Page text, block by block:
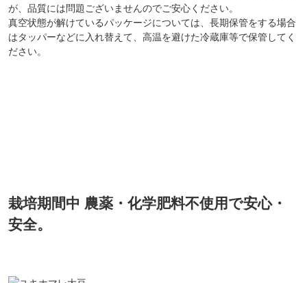
が、品質には問題ございませんのでご安心ください。
真空状態が解けているパッケージについては、長期保管をする場合
はタッパーなどに入れ替えて、高温を避けた冷蔵庫等で保管してく
ださい。
栽培期間中 農薬・化学肥料不使用で安心・
安全。